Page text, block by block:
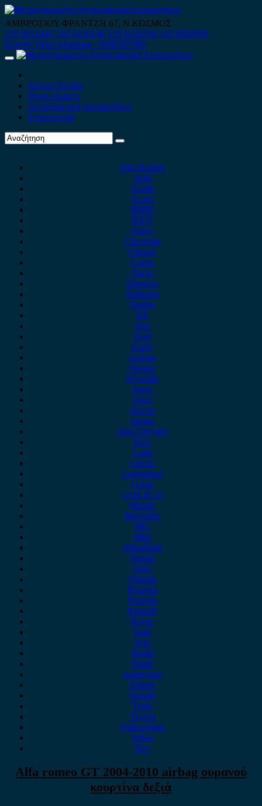
Skip
to
content
ΑΜΒΡΟΣΙΟΥ ΦΡΑΝΤΖΗ 67, Ν.ΚΟΣΜΟΣ
210 9012444 210 9239148 210 9238158 210 9026839
Κινητό-Viber-whatsapp : 6980507900
Primary
Αρχική Σελίδα
Ποιοί είμαστε
Ανταλλακτικά Αυτοκινήτων
Επικοινωνία
Alfa Romeo
Audi
Austin
Acura
BMW
BYD
Chery
Chevrolet
Citroen
Cupra
Dacia
Daewoo
Daihatsu
Dodge
DS
Fiat
Ford
Geely
Gonow
Honda
Hyundai
Isuzu
iveco
Jaecoo
Jaguar
Jeep Chrysler
KIA
Lada
Lancia
Leapmotor
Lexus
Lynk & co
Mazda
Mercedes
MG
Mini
Mitsubishi
Nissan
Opel
Omoda
Peugeot
Porsche
Renault
Rover
Saab
Seat
Skoda
Smart
ssangyong
Subaru
Suzuki
Tesla
Toyota
Volkswagen
Volvo
Xev
Alfa romeo GT 2004-2010 airbag ουρανού
κουρτίνα δεξιά